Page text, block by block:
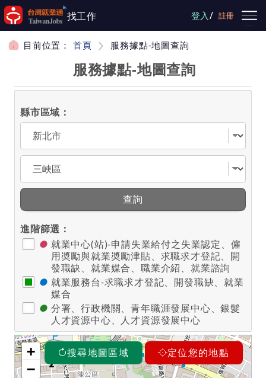
跳到主要內容
找工作 登入/ 註冊
目前位置： 首頁 服務據點-地圖查詢
服務據點-地圖查詢
縣市區域：
選擇縣市
選擇區域
查詢
進階篩選：
● 就業中心(站)-申請失業給付之失業認定、僱
用奬勵與就業奬勵津貼、求職求才登記、開
發職缺、就業媒合、職業介紹、就業諮詢
● 就業服務台-求職求才登記、開發職缺、就業
媒合
● 分署、行政機關、青年職涯發展中心、銀髮
人才資源中心、人才資源發展中心
搜尋地圖區域 定位您的地點
+
−